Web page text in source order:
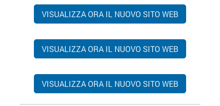
VISUALIZZA ORA IL NUOVO SITO WEB
VISUALIZZA ORA IL NUOVO SITO WEB
VISUALIZZA ORA IL NUOVO SITO WEB